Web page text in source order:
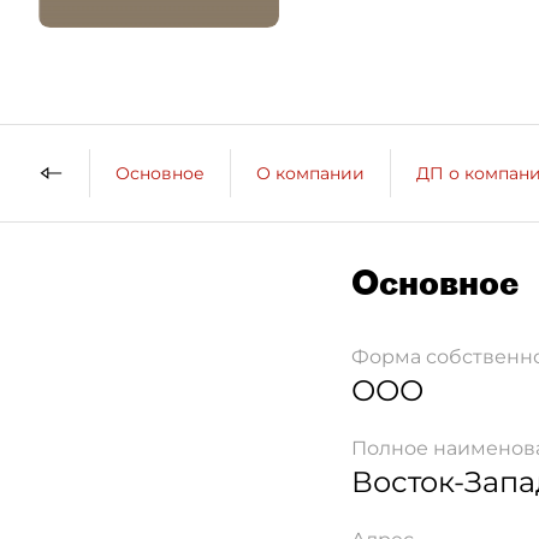
Основное О компании ДП о
Основное
Форма
ООО
Полное
Восток-